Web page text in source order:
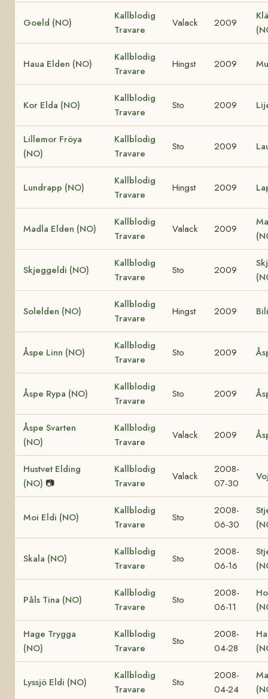
Goeld (NO)
Kallblodig
Travare
Valack 2009
Haua Elden (NO)
Kallblodig
Travare
Hingst 2009
Kor Elda (NO)
Kallblodig
Travare
Sto 2009
Lillemor Fröya
(NO)
Kallblodig
Travare
Sto 2009
Lundrapp (NO)
Kallblodig
Travare
Hingst 2009
Madla Elden (NO)
Kallblodig
Travare
Valack 2009
Skjeggeldi (NO)
Kallblodig
Travare
Sto 2009
Solelden (NO)
Kallblodig
Travare
Hingst 2009
Åspe Linn (NO)
Kallblodig
Travare
Sto 2009
Åspe Rypa (NO)
Kallblodig
Travare
Sto 2009
Åspe Svarten
(NO)
Kallblodig
Travare
Valack 2009
Hustvet Elding
(NO) 📷
Kallblodig
Travare
Valack
2008-
07-30
Moi Eldi (NO)
Kallblodig
Travare
Sto
2008-
06-30
Skala (NO)
Kallblodig
Travare
Sto
2008-
06-16
Påls Tina (NO)
Kallblodig
Travare
Sto
2008-
06-11
Hage Trygga
(NO)
Kallblodig
Travare
Sto
2008-
04-28
Lyssjö Eldi (NO)
Kallblodig
Travare
Sto
2008-
04-24